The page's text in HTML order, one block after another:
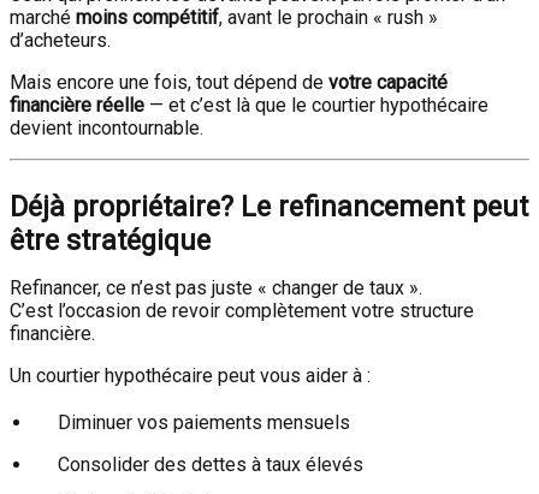
marché moins compétitif, avant le prochain « rush »
d’acheteurs.
Mais encore une fois, tout dépend de votre capacité
financière réelle — et c’est là que le courtier hypothécaire
devient incontournable.
Déjà propriétaire? Le refinancement peut
être stratégique
Refinancer, ce n’est pas juste « changer de taux ».
C’est l’occasion de revoir complètement votre structure
financière.
Un courtier hypothécaire peut vous aider à :
Diminuer vos paiements mensuels
Consolider des dettes à taux élevés